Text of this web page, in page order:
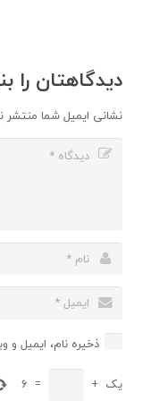
دیدگاهتان را
نشانی ایمیل شما منتشر
ذخیره نام، ایمیل
یک +
=
6